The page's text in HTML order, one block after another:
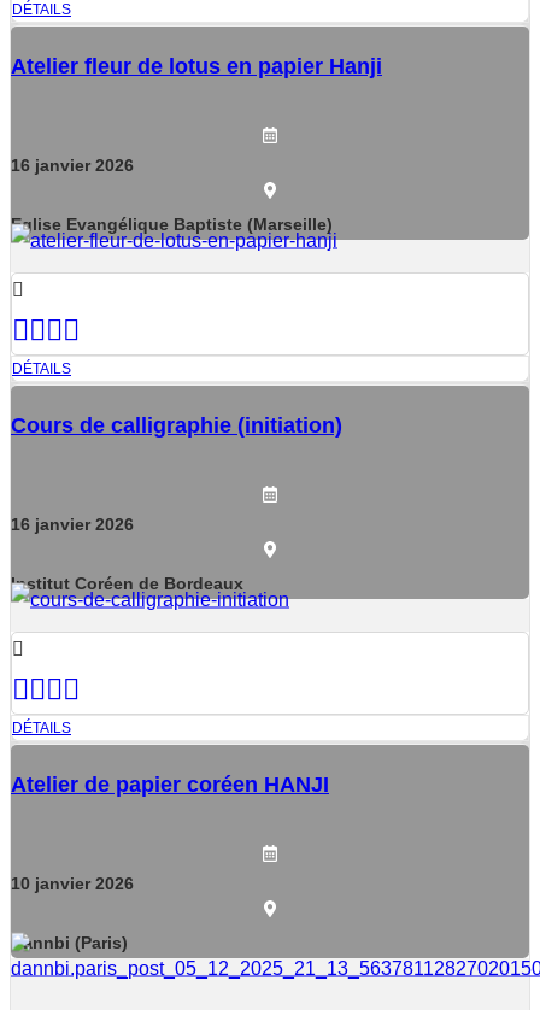
DÉTAILS
Atelier fleur de lotus en papier Hanji
16 janvier 2026
Eglise Evangélique Baptiste (Marseille)
DÉTAILS
Cours de calligraphie (initiation)
16 janvier 2026
Institut Coréen de Bordeaux
DÉTAILS
Atelier de papier coréen HANJI
10 janvier 2026
Dannbi (Paris)